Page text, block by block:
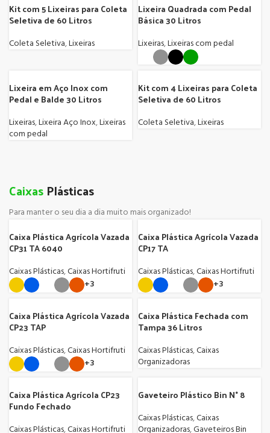
Kit com 5 Lixeiras para Coleta
Seletiva de 60 Litros
Coleta Seletiva,Lixeiras
Lixeira Quadrada com Pedal
Básica 30 Litros
Lixeiras,Lixeiras com pedal
Lixeira em Aço Inox com
Pedal e Balde 30 Litros
Lixeiras,Lixeira Aço Inox,Lixeiras
com pedal
Kit com 4 Lixeiras para Coleta
Seletiva de 60 Litros
Coleta Seletiva,Lixeiras
CaixasPlásticas
Para manter o seu dia a dia muito mais organizado!
Caixa Plástica Agrícola Vazada
CP31 TA 6040
Caixas Plásticas,Caixas Hortifruti
+3
Caixa Plástica Agrícola Vazada
CP17 TA
Caixas Plásticas,Caixas Hortifruti
+3
Caixa Plástica Agrícola Vazada
CP23 TAP
Caixas Plásticas,Caixas Hortifruti
+3
Caixa Plástica Fechada com
Tampa 36 Litros
Caixas Plásticas,Caixas
Organizadoras
Caixa Plástica Agrícola CP23
Fundo Fechado
Caixas Plásticas,Caixas Hortifruti
Gaveteiro Plástico Bin N° 8
Caixas Plásticas,Caixas
Organizadoras,Gaveteiros Bin